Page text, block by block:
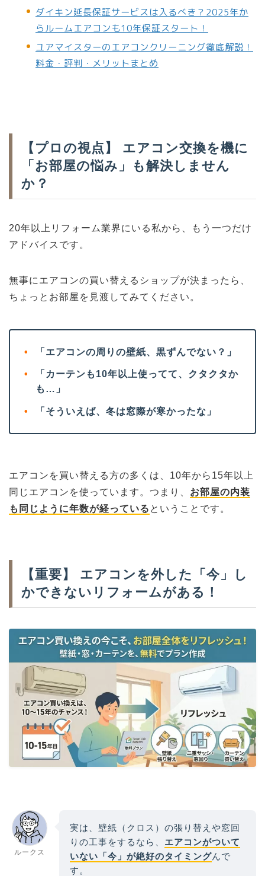
ダイキン延長保証サービスは入るべき？2025年か
らルームエアコンも10年保証スタート！
ユアマイスターのエアコンクリーニング徹底解説！
料金・評判・メリットまとめ
【プロの視点】 エアコン交換を機に
「お部屋の悩み」も解決しません
か？
20年以上リフォーム業界にいる私から、もう一つだけ
アドバイスです。
無事にエアコンの買い替えるショップが決まったら、
ちょっとお部屋を見渡してみてください。
• 「エアコンの周りの壁紙、黒ずんでない？」
•
「カーテンも10年以上使ってて、クタクタか
も…」
• 「そういえば、冬は窓際が寒かったな」
エアコンを買い替える方の多くは、10年から15年以上
同じエアコンを使っています。つまり、 お部屋の内装
も同じように年数が経っている ということです。
【重要】 エアコンを外した「今」し
かできないリフォームがある！
ルークス
実は、壁紙（クロス）の張り替えや窓回
りの工事をするなら、 エアコンがついて
いない「今」が絶好のタイミングんで
す。